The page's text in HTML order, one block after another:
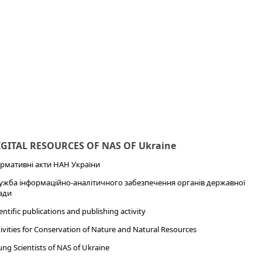
RESOURCES OF NAS OF Ukraine
акти НАН України
інформаційно-аналітичного забезпечення органів державної
publications and publishing activity
for Conservation of Nature and Natural Resources
Scientists of NAS of Ukraine